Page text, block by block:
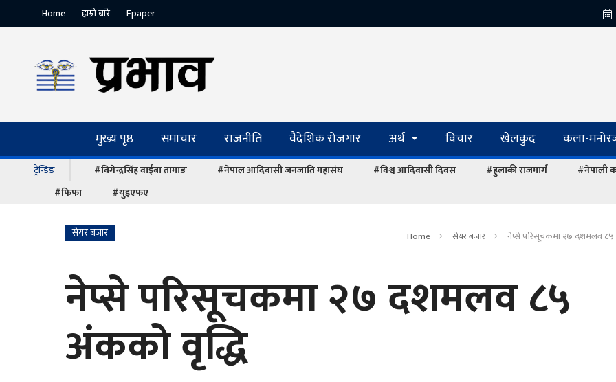
Home हाम्रो बारे Epaper
मुख्य पृष्ठ समाचार राजनीति वैदेशिक रोजगार अर्थ विचार खेलकुद कला-
ट्रेन्डिङ #बिगेन्द्रसिंह वाईबा तामाङ #नेपाल आदिवासी जनजाति महासंघ #विश्व आदिवासी दिवस #हुलाकी राजमार्ग
#नेपाली
#फिफा
#युइएफए
सेयर बजार Home सेयर बजार नेप्से परिसूचकमा २७ दशमलव ८५
नेप्से परिसूचकमा २७ दशमलव ८५
अंकको वृद्धि